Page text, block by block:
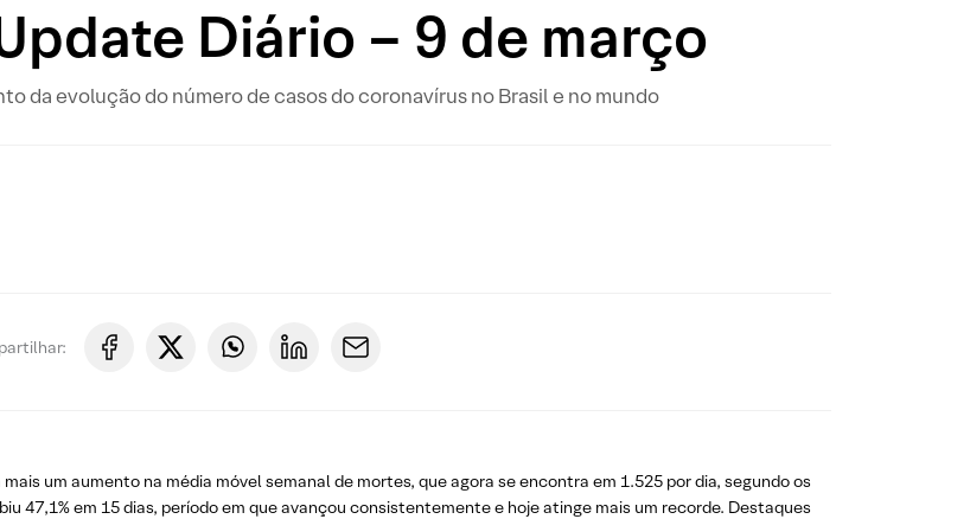
Diário – 9 de março
da evolução do número de casos do coronavírus no Brasil e no mundo
um aumento na média móvel semanal de mortes, que agora se encontra em 1.525 por dia, segundo os
47,1% em 15 dias, período em que avançou consistentemente e hoje atinge mais um recorde. Destaques